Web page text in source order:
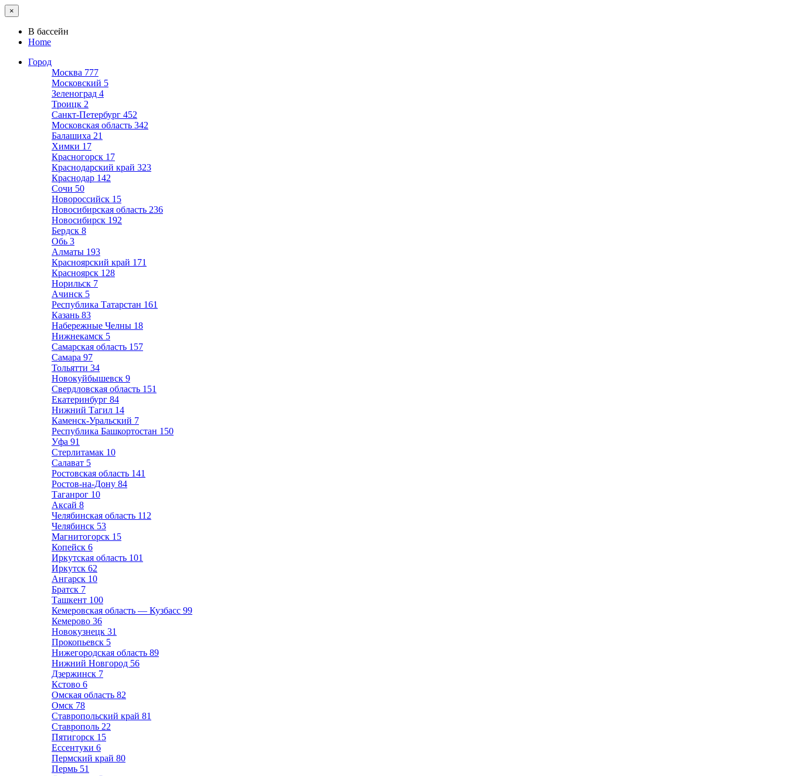
×
В бассейн
Home
Город
Москва 777
Московский 5
Зеленоград 4
Троицк 2
Санкт-Петербург 452
Московская область 342
Балашиха 21
Химки 17
Красногорск 17
Краснодарский край 323
Краснодар 142
Сочи 50
Новороссийск 15
Новосибирская область 236
Новосибирск 192
Бердск 8
Обь 3
Алматы 193
Красноярский край 171
Красноярск 128
Норильск 7
Ачинск 5
Республика Татарстан 161
Казань 83
Набережные Челны 18
Нижнекамск 5
Самарская область 157
Самара 97
Тольятти 34
Новокуйбышевск 9
Свердловская область 151
Екатеринбург 84
Нижний Тагил 14
Каменск-Уральский 7
Республика Башкортостан 150
Уфа 91
Стерлитамак 10
Салават 5
Ростовская область 141
Ростов-на-Дону 84
Таганрог 10
Аксай 8
Челябинская область 112
Челябинск 53
Магнитогорск 15
Копейск 6
Иркутская область 101
Иркутск 62
Ангарск 10
Братск 7
Ташкент 100
Кемеровская область — Кузбасс 99
Кемерово 36
Новокузнецк 31
Прокопьевск 5
Нижегородская область 89
Нижний Новгород 56
Дзержинск 7
Кстово 6
Омская область 82
Омск 78
Ставропольский край 81
Ставрополь 22
Пятигорск 15
Ессентуки 6
Пермский край 80
Пермь 51